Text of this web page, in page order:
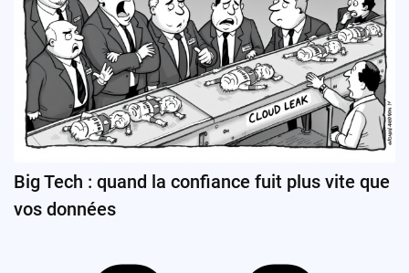
Big Tech : quand la confiance fuit plus vite que
vos données